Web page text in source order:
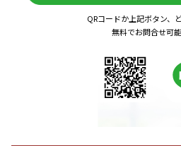
QRコードか上記ボタン、
無料でお問合せ可能